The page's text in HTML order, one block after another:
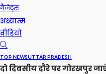
गैजेट्स
अध्यात्म
वीडियो
TOP NEWSUTTAR PRADESH
दो दिवसीय दौरे पर गोरखपुर